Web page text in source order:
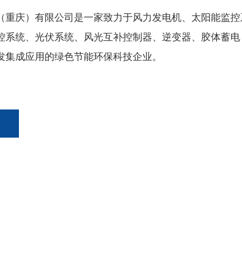
重庆）有限公司是一家致力于风力发电机、太阳能监控
系统、光伏系统、风光互补控制器、逆变器、胶体蓄电
集成应用的绿色节能环保科技企业。